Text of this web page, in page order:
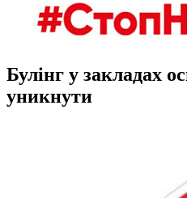
Булінг у закладах
уникнути